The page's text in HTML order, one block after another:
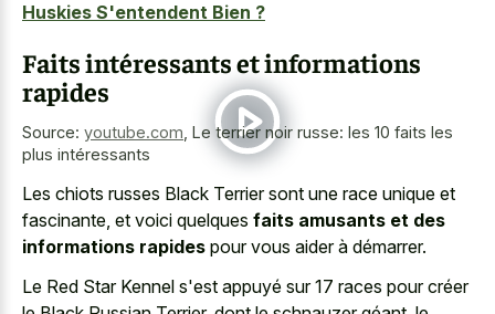
Huskies S'entendent Bien ?
Faits intéressants et informations
rapides
Source: youtube.com Le terrier noir russe: les 10 faits les
plus intéressants
Les chiots russes Black Terrier sont une race unique et
fascinante, et voici quelques faits amusants et des
informations rapides pour vous aider à démarrer.
Le Red Star Kennel s'est appuyé sur 17 races pour créer